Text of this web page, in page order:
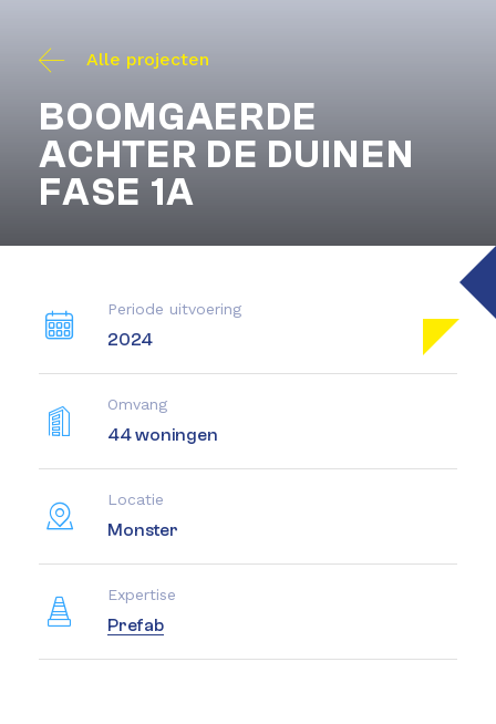
Alle projecten
BOOMGAERDE
ACHTER DE DUINEN
FASE 1A
Periode uitvoering
2024
Omvang
44 woningen
Locatie
Monster
Expertise
Prefab